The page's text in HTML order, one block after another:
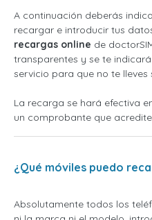
A continuación deberás
recargar e introducir tus
recargas online de
transparentes y se te
servicio para que no te
La recarga se hará efectiva
un comprobante que
¿Qué móviles puedo
Absolutamente todos los